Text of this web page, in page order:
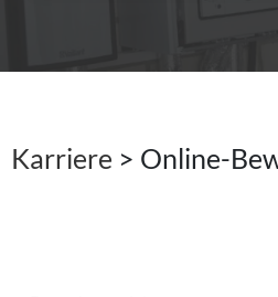
Karriere > Online-